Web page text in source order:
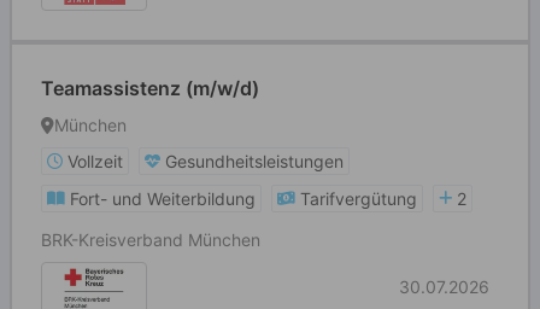
Teamassistenz (m/w/d)
München
Vollzeit
Gesundheitsleistungen
Fort- und Weiterbildung
Tarifvergütung
2
BRK-Kreisverband München
30.07.2026